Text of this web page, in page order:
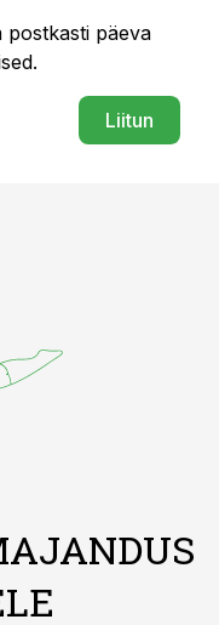
postkasti päeva
Liitun